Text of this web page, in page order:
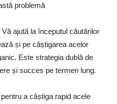
problemă
ajută la începutul căutărilor
și pe câștigarea acelor
Este strategia dublă de
și succes pe termen lung.
a câștiga rapid acele